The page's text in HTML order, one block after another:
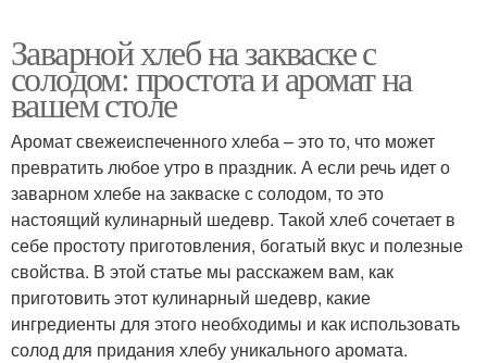
Заварной хлеб на закваске с
солодом: простота и аромат на
вашем столе
Аромат свежеиспеченного хлеба – это то, что может
превратить любое утро в праздник. А если речь идет о
заварном хлебе на закваске с солодом, то это
настоящий кулинарный шедевр. Такой хлеб сочетает в
себе простоту приготовления, богатый вкус и полезные
свойства. В этой статье мы расскажем вам, как
приготовить этот кулинарный шедевр, какие
ингредиенты для этого необходимы и как использовать
солод для придания хлебу уникального аромата.